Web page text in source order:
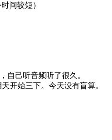
间较短）
自己听音频听了很久。
开始三下。今天没有盲算。